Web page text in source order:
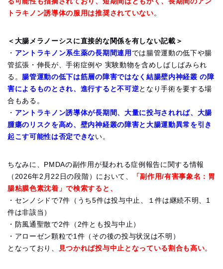
トラキノン誘導体の服用は推奨されていない。
＜大腸メラノーシスに直接的な関係を有しない記載＞
・ アントラキノン系生薬の長期間連用 では腸管運動の低下や腸
管拡張・伸長が、手術症例や 実験動物を含めしばしばみられ
る。 腸管運動の低下は筋層の障害ではなく結腸壁内神経叢 の障
害によるものとされ、進行すると不可逆となり手術を要する場
合もある。
・ アントラキノン誘導体が長期間、大量に投与されれば、大腸
腫瘍のリスクを高め、壁内神経叢の障害と大腸運動異常を引き
起こす可能性は否定できない。
ちなみに、PMDAの副作用が疑われる症例報告に関する情報
（2026年2月22日の段階）において、
「副作用/有害事象名：胃
腸粘膜色素沈着」で検索すると、
・センノシドで7件（うち5件は投与中止、１件は継続不明、1
件は非該当）
・防風通聖散で2件（2件とも投与中止）
・アローゼン顆粒で1件（その後の投与状況は不明）
となっており、
見つかれば投与中止となっている割合も高い。